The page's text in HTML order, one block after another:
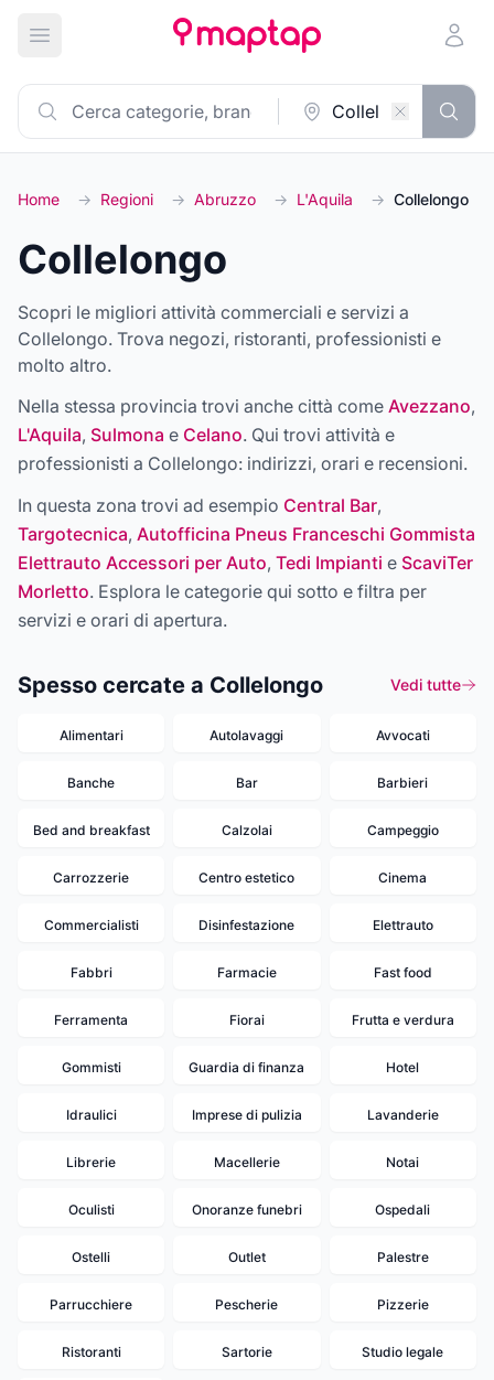
Apri menu principale
Home → Regioni → Abruzzo → L'Aquila → Collelongo
Collelongo
Scopri le migliori attività commerciali e servizi a
Collelongo. Trova negozi, ristoranti, professionisti e
molto altro.
Nella stessa provincia trovi anche città come Avezzano,
L'Aquila, Sulmona e Celano. Qui trovi attività e
professionisti a Collelongo: indirizzi, orari e recensioni.
In questa zona trovi ad esempio Central Bar,
Targotecnica, Autofficina Pneus Franceschi Gommista
Elettrauto Accessori per Auto, Tedi Impianti e ScaviTer
Morletto. Esplora le categorie qui sotto e filtra per
servizi e orari di apertura.
Spesso cercate a Collelongo Vedi tutte
Alimentari Autolavaggi Avvocati
Banche Bar Barbieri
Bed and breakfast Calzolai Campeggio
Carrozzerie Centro estetico Cinema
Commercialisti Disinfestazione Elettrauto
Fabbri Farmacie Fast food
Ferramenta Fiorai Frutta e verdura
Gommisti Guardia di finanza Hotel
Idraulici Imprese di pulizia Lavanderie
Librerie Macellerie Notai
Oculisti Onoranze funebri Ospedali
Ostelli Outlet Palestre
Parrucchiere Pescherie Pizzerie
Ristoranti Sartorie Studio legale
13